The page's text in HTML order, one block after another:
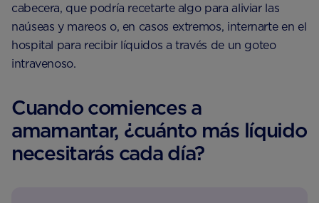
cabecera, que podría recetarte algo para aliviar las
naúseas y mareos o, en casos extremos, internarte en el
hospital para recibir líquidos a través de un goteo
intravenoso.
Cuando comiences a
amamantar, ¿cuánto más líquido
necesitarás cada día?